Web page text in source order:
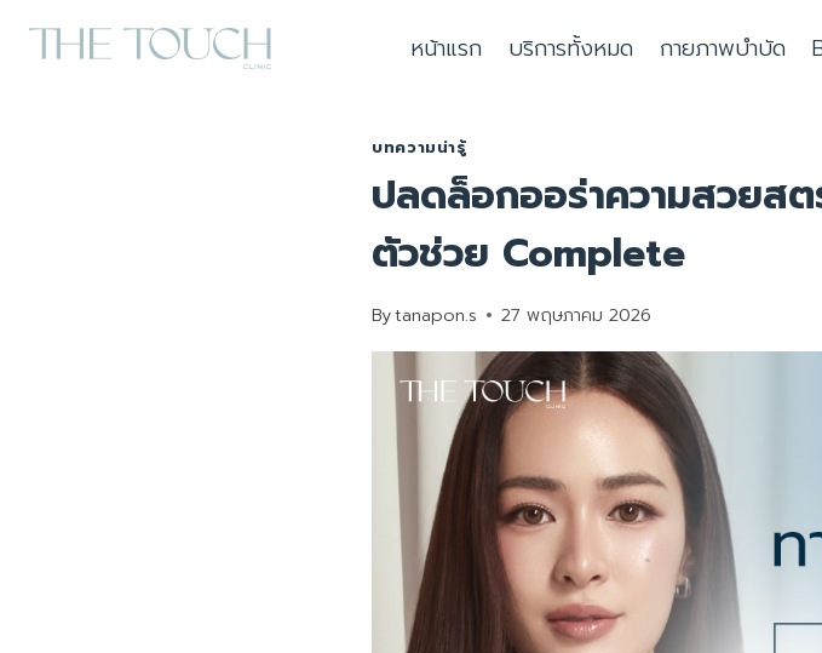
หน้าแรก บริการทั้งหมด กายภาพบำบัด
บทความน่ารู้
ปลดล็อกออร่าความสวยสต
ตัวช่วย Complete
Bytanapon.s 27 พฤษภาคม 2026